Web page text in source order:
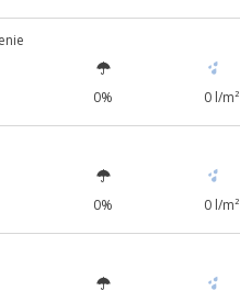
0% 0 l/m²
0% 0 l/m²